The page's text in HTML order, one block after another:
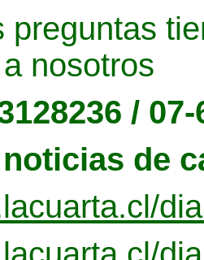
preguntas
nosotros
/
de